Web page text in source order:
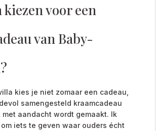
kiezen voor een
van Baby-
kies je niet zomaar een cadeau,
samengesteld kraamcadeau
met aandacht wordt gemaakt. Ik
iets te geven waar ouders écht